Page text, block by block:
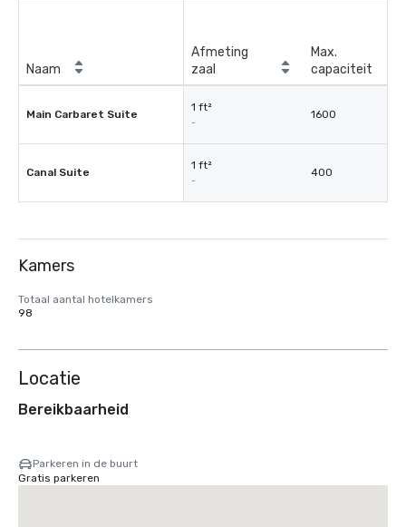
Naam
Afmeting
zaal
Max.
capaciteit
Main Carbaret Suite
1 ft²
-
1600
Canal Suite
1 ft²
-
400
Kamers
Totaal aantal hotelkamers
98
Locatie
Bereikbaarheid
Parkeren in de buurt
Gratis parkeren